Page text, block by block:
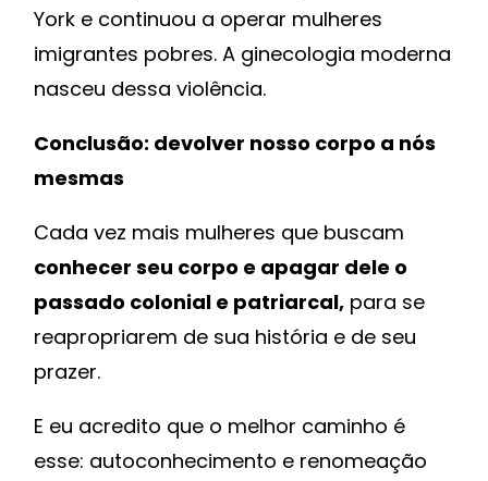
York e continuou a operar mulheres
imigrantes pobres. A ginecologia moderna
nasceu dessa violência.
Conclusão: devolver nosso corpo a nós
mesmas
Cada vez mais mulheres que buscam
conhecer seu corpo e apagar dele o
passado colonial e patriarcal, para se
reapropriarem de sua história e de seu
prazer.
E eu acredito que o melhor caminho é
esse: autoconhecimento e renomeação